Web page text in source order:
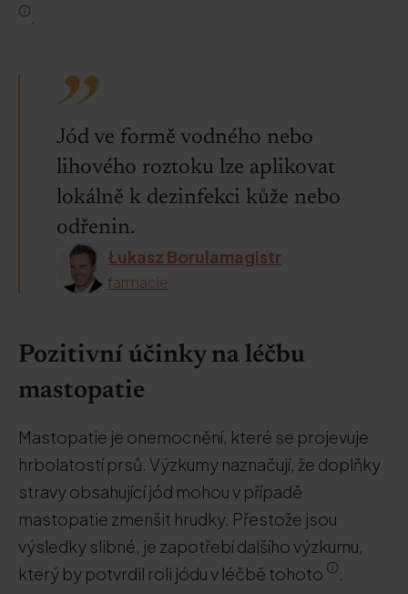
.
Jód ve formě vodného nebo
lihového roztoku lze aplikovat
lokálně k dezinfekci kůže nebo
odřenin.
Łukasz Borulamagistr
farmacie
Pozitivní účinky na léčbu
mastopatie
Mastopatie je onemocnění, které se projevuje
hrbolatostí prsů. Výzkumy naznačují, že doplňky
stravy obsahující jód mohou v případě
mastopatie zmenšit hrudky. Přestože jsou
výsledky slibné, je zapotřebí dalšího výzkumu,
který by potvrdil roli jódu v léčbě tohoto
.